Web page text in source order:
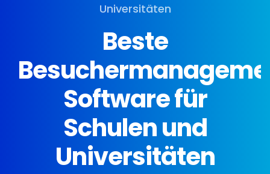
Universitäten
Beste
Software für
Schulen und
Universitäten